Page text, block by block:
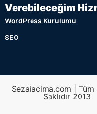
Verebileceğim
WordPress Kurulumu
SEO
Sezaiacima.com | Tüm
Saklıdır 2013